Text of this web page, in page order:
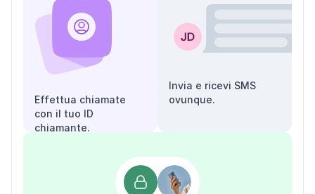
Effettua chiamate
con il tuo ID
chiamante.
Invia e ricevi SMS
ovunque.